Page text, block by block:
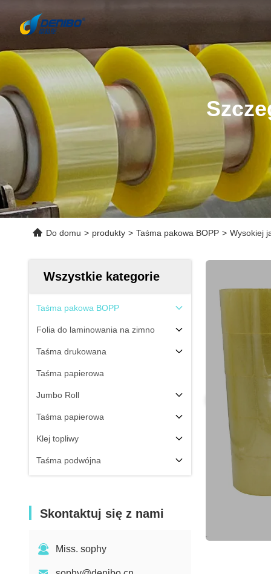
Do domu > produkty > Taśma pakowa BOPP > Wysokiej
Wszystkie kategorie
Taśma pakowa BOPP
Folia do laminowania na zimno
Taśma drukowana
Taśma papierowa
Jumbo Roll
Taśma papierowa
Klej topliwy
Taśma podwójna
Skontaktuj się z nami
Miss. sophy